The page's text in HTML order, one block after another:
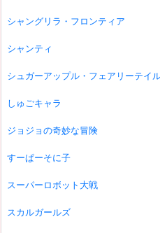
シャングリラ・フロンティア
シャンティ
シュガーアップル・フェアリーテイ
しゅごキャラ
ジョジョの奇妙な冒険
すーぱーそに子
スーパーロボット大戦
スカルガールズ